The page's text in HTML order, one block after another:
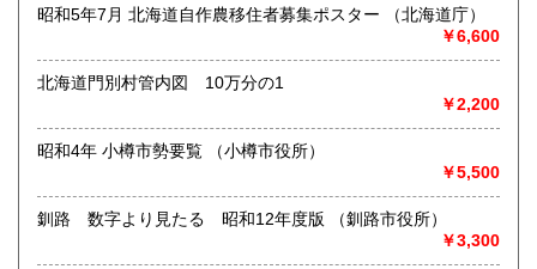
●土・日・祝休&不定休●
●送料の事前表示が義務化されたことにより、当方の【単品ス
ピード注文(即決注文)】対象以外の商品は、「日本の古本
屋」側が自動的に設定している【300円】の送料が表示され
ておりますが、実際には送料を実費で頂戴いたします。未修
正の在庫に関しては随時、【単品スピード注文】への対応と
送料の入力を進めておりますので、どうぞご了承ください●
昭和5年7月 北海道自作農移住者募集ポスター （北海道庁）
￥6,600
北海道門別村管内図 10万分の1
￥2,200
昭和4年 小樽市勢要覧 （小樽市役所）
￥5,500
釧路 数字より見たる 昭和12年度版 （釧路市役所）
￥3,300